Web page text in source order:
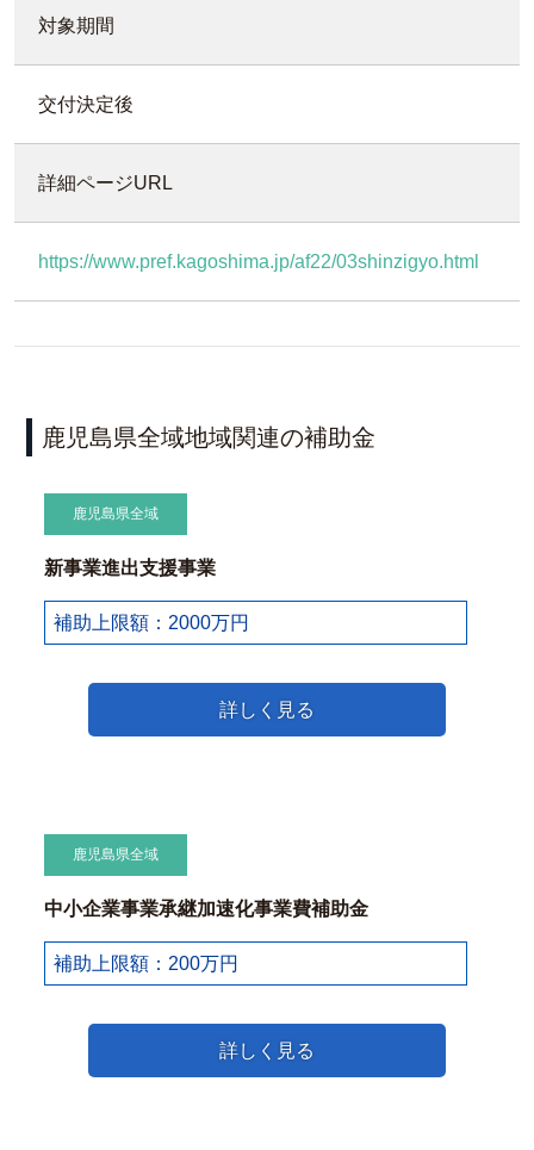
対象期間
交付決定後
詳細ページURL
https://www.pref.kagoshima.jp/af22/03shinzigyo.html
鹿児島県全域地域関連の補助金
鹿児島県全域
新事業進出支援事業
補助上限額：2000万円
詳しく見る
鹿児島県全域
中小企業事業承継加速化事業費補助金
補助上限額：200万円
詳しく見る